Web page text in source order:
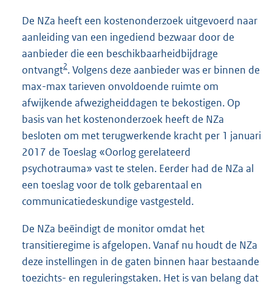
De NZa heeft een kostenonderzoek uitgevoerd naar
aanleiding van een ingediend bezwaar door de
aanbieder die een beschikbaarheidbijdrage
ontvangt2. Volgens deze aanbieder was er binnen de
max-max tarieven onvoldoende ruimte om
afwijkende afwezigheiddagen te bekostigen. Op
basis van het kostenonderzoek heeft de NZa
besloten om met terugwerkende kracht per 1 januari
2017 de Toeslag «Oorlog gerelateerd
psychotrauma» vast te stelen. Eerder had de NZa al
een toeslag voor de tolk gebarentaal en
communicatiedeskundige vastgesteld.
De NZa beëindigt de monitor omdat het
transitieregime is afgelopen. Vanaf nu houdt de NZa
deze instellingen in de gaten binnen haar bestaande
toezichts- en reguleringstaken. Het is van belang dat